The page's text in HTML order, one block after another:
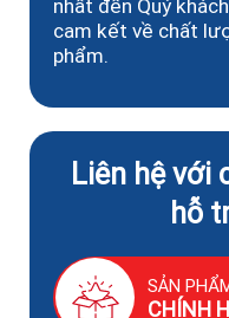
cam kết về chất
phẩm.
Liên hệ với
hỗ
SẢN
CHÍNH